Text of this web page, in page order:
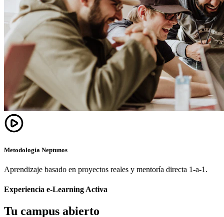
Metodología Neptunos
Aprendizaje basado en proyectos reales y mentoría directa 1-a-1.
Experiencia e-Learning Activa
Tu campus abierto